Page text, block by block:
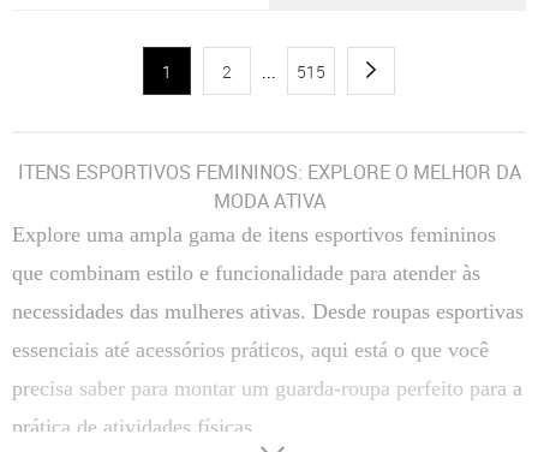
1 2 ... 515
ITENS ESPORTIVOS FEMININOS: EXPLORE O MELHOR DA
MODA ATIVA
Explore uma ampla gama de itens esportivos femininos
que combinam estilo e funcionalidade para atender às
necessidades das mulheres ativas. Desde roupas esportivas
essenciais até acessórios práticos, aqui está o que você
precisa saber para montar um guarda-roupa perfeito para a
prática de atividades físicas.